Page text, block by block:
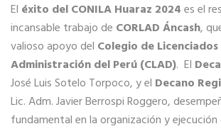
El éxito del CONILA Huaraz 2024es el
incansable trabajo de CORLAD Áncash,
valioso apoyo del Colegio de
Administración del Perú (CLAD). El
José Luis Sotelo Torpoco, y el Decano
Lic. Adm. Javier Berrospi Roggero,
fundamental en la organización y